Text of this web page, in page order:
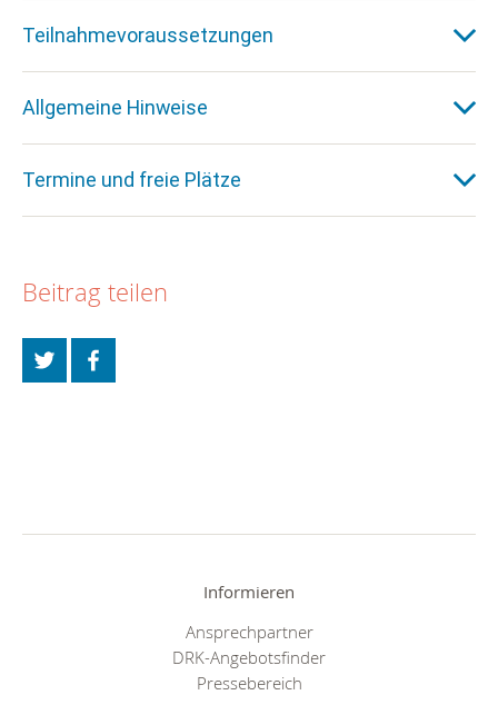
Teilnahmevoraussetzungen
Allgemeine Hinweise
Termine und freie Plätze
Beitrag teilen
Informieren
Ansprechpartner
DRK-Angebotsfinder
Pressebereich